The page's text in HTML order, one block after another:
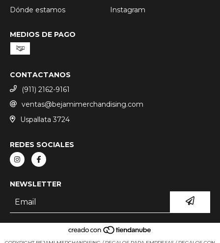
Dónde estamos Instagram
MEDIOS DE PAGO
CONTACTANOS
(911) 2162-9161
ventas@bejamimerchandising.com
Uspallata 3724
REDES SOCIALES
NEWSLETTER